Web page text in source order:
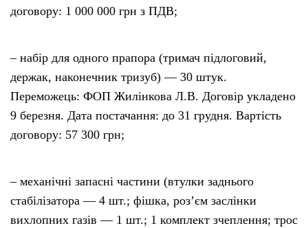
Редакційна політика
Етичний кодекс
договору: 1 000 000 грн з ПДВ;
– набір для одного прапора (тримач підлоговий,
держак, наконечник тризуб) — 30 штук.
Переможець: ФОП Жилінкова Л.В. Договір укладено
9 березня. Дата постачання: до 31 грудня. Вартість
договору: 57 300 грн;
– механічні запасні частини (втулки заднього
стабілізатора — 4 шт.; фішка, роз’єм заслінки
вихлопних газів — 1 шт.; 1 комплект зчеплення; трос